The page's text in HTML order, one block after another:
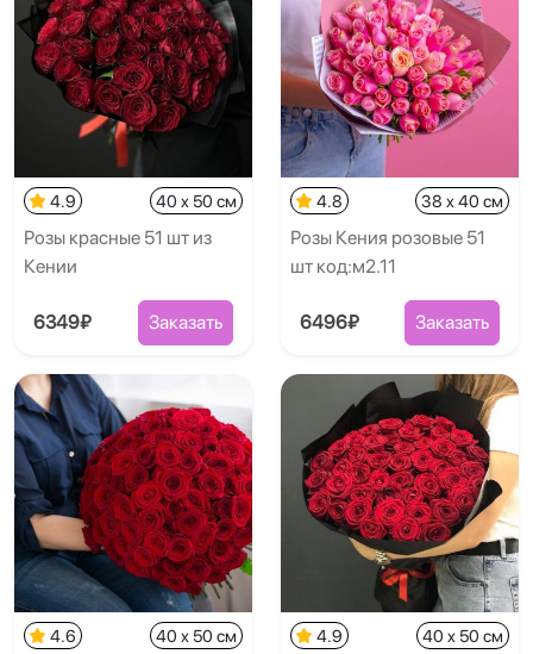
4.9 40 x 50 см
Розы красные 51 шт из
Кении
6349₽ Заказать
4.8 38 x 40 см
Розы Кения розовые 51
шт код:м2.11
6496₽ Заказать
4.6 40 x 50 см 4.9 40 x 50 см